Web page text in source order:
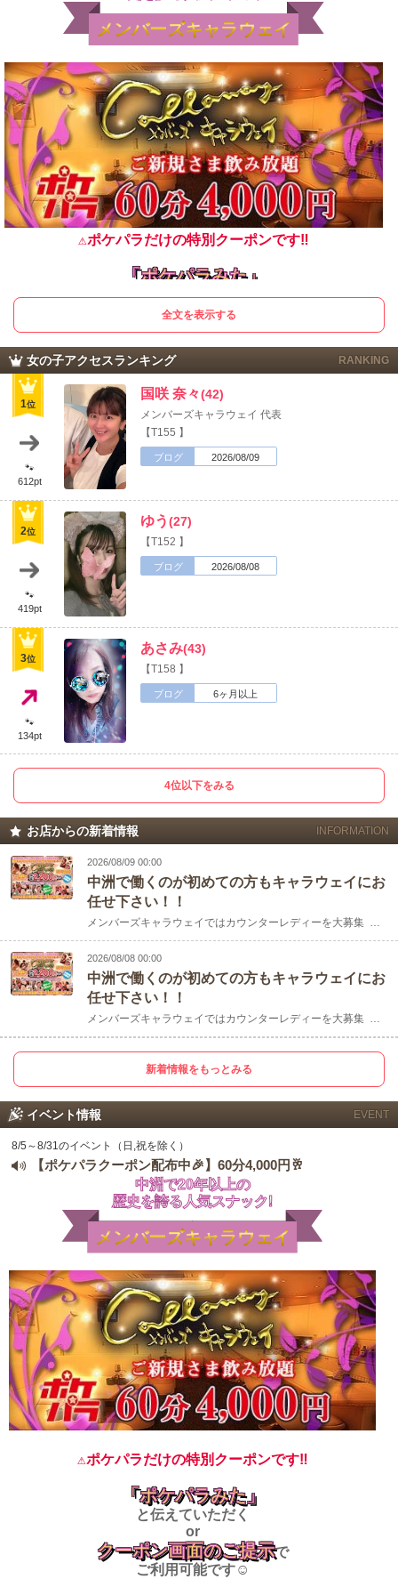
メンバーズキャラウェイ
⚠ポケパラだけの特別クーポンです‼
「ポケパラみた」
と伝えていただく
or
クーポン画面のご提示で
ご利用可能です☺
クーポンページへ
GO!
愉快なマスター、ママをはじめ
沢山のキャスト達が
精一杯おもてなし致します✨
毎日20時より楽しく営業中です♪
※日・祝は定休日
ご来店お待ちしております‼
メンバーズ キャラウェイ
【営業時間】20:00～翌1:00
【TEL】092-283-5455
全文を表示する
女の子アクセスランキング RANKING
1位
🐾
612pt
国咲 奈々(42)
メンバーズキャラウェイ 代表
【T155 】
ブログ 2026/08/09
2位
🐾
419pt
ゆう(27)
【T152 】
ブログ 2026/08/08
3位
🐾
134pt
あさみ(43)
【T158 】
ブログ 6ヶ月以上
4位以下をみる
お店からの新着情報 INFORMATION
2026/08/09 00:00
中洲で働くのが初めての方もキャラウェイにお
任せ下さい！！
2026/08/08 00:00
中洲で働くのが初めての方もキャラウェイにお
任せ下さい！！
新着情報をもっとみる
イベント情報 EVENT
8/5～8/31のイベント（日,祝を除く）
【ポケパラクーポン配布中🎉】60分4,000円🥂
中洲で20年以上の
歴史を誇る人気スナック!
メンバーズキャラウェイ
⚠ポケパラだけの特別クーポンです‼
「ポケパラみた」
と伝えていただく
or
クーポン画面のご提示で
ご利用可能です☺
このお店をシェアする
LINE X (旧Twitter)
お店のURLをコピー
会員ログイン
女の子ログイン
店舗ログイン
新規会員登録
北海道 東北
甲信越 北陸
関東 静岡
東海 関西
中四国 九州
沖縄 全国TOP